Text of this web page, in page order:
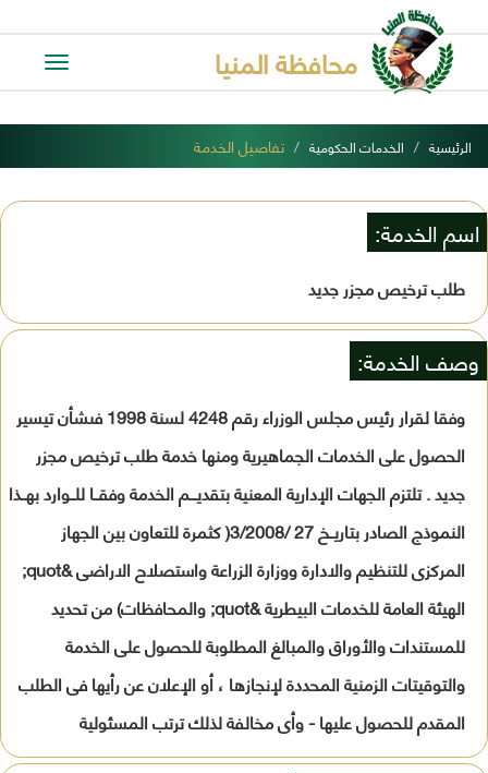
Toggle
محافظة المنيا
الرئيسية الخدمات الحكومية تفاصيل الخدمة
اسم الخدمة:
طلب ترخيص مجزر جديد
وصف الخدمة:
وفقا لقرار رئيس مجلس الوزراء رقم 4248 لسنة 1998 فىشأن تيسير
الحصول على الخدمات الجماهيرية ومنها خدمة طلب ترخيص مجزر
جديد . تلتزم الجهات الإدارية المعنية بتقديـــم الخدمة وفقــا للــوارد بهــذا
النموذج الصادر بتاريــخ 27 /3/2008( كثمرة للتعاون بين الجهاز
المركزى للتنظيم والادارة ووزارة الزراعة واستصلاح الاراضى &quot;
الهيئة العامة للخدمات البيطرية &quot; والمحافظات) من تحديد
للمستندات والأوراق والمبالغ المطلوبة للحصول على الخدمة
والتوقيتات الزمنية المحددة لإنجازها ، أو الإعلان عن رأيها فى الطلب
المقدم للحصول عليها - وأى مخالفة لذلك ترتب المسئولية